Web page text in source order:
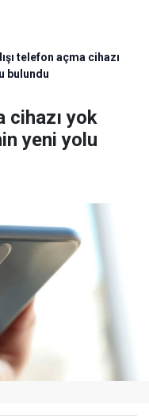
telefon açma cihazı
bulundu
cihazı yok
yeni yolu